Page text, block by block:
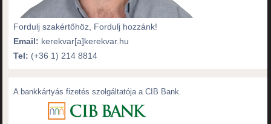
Fordulj szakértőhöz, Fordulj hozzánk!
Email: kerekvar[a]kerekvar.hu
Tel: (+36 1) 214 8814
A bankkártyás fizetés szolgáltatója a CIB Bank.